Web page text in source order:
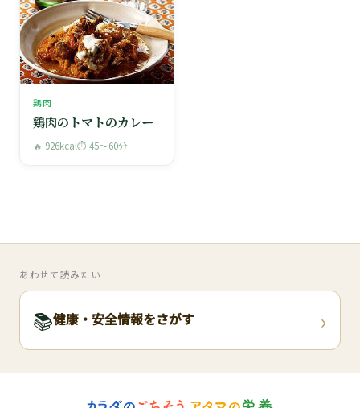
鶏肉
鶏肉のトマトのカレー
🔥 926kcal⏱ 45〜60分
あわせて読みたい
📚健康・安全情報をさがす ›